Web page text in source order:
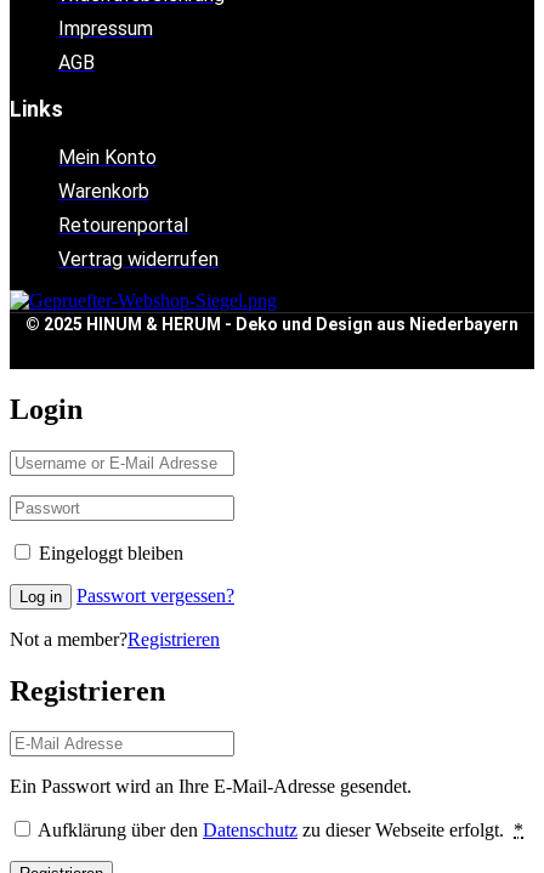
Impressum
AGB
Links
Mein Konto
Warenkorb
Retourenportal
Vertrag widerrufen
© 2025 HINUM & HERUM - Deko und Design aus Niederbayern
Login
Eingeloggt bleiben
Log in Passwort vergessen?
Not a member?Registrieren
Registrieren
Ein Passwort wird an Ihre E-Mail-Adresse gesendet.
Aufklärung über den Datenschutz zu dieser Webseite erfolgt. *